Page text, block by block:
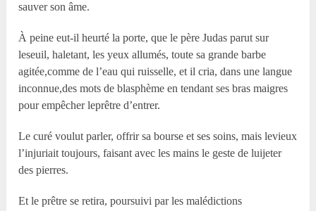
sauver son âme.
À peine eut-il heurté la porte, que le père Judas parut sur
leseuil, haletant, les yeux allumés, toute sa grande barbe
agitée,comme de l’eau qui ruisselle, et il cria, dans une langue
inconnue,des mots de blasphème en tendant ses bras maigres
pour empêcher leprêtre d’entrer.
Le curé voulut parler, offrir sa bourse et ses soins, mais levieux
l’injuriait toujours, faisant avec les mains le geste de luijeter
des pierres.
Et le prêtre se retira, poursuivi par les malédictions